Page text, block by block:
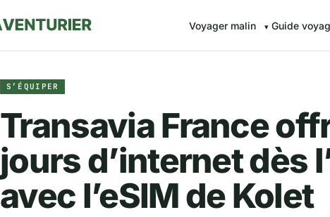
Voyager malin Guide
S’ÉQUIPER
Transavia France
jours d’internet dès
avec l’eSIM de Kolet